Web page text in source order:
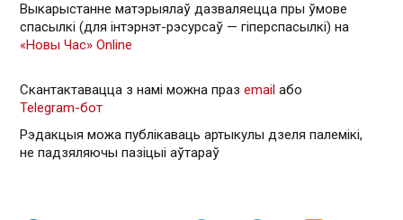
Выкарыстанне матэрыялаў дазваляецца пры ўмове
спасылкі (для інтэрнэт-рэсурсаў — гiперспасылкi) на
«Новы Час» Online
Скантактавацца з намі можна праз email або
Telegram-бот
Рэдакцыя можа публікаваць артыкулы дзеля палемікі,
не падзяляючы пазіцыі аўтараў